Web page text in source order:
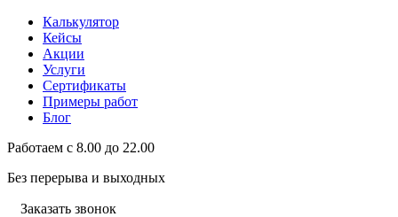
Калькулятор
Кейсы
Акции
Услуги
Сертификаты
Примеры работ
Блог
Работаем с 8.00 до 22.00
Без перерыва и выходных
Заказать звонок